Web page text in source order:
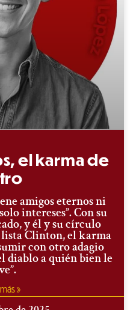
el karma de
amigos eternos ni
intereses”. Con su
y él y su círculo
Clinton, el karma
con otro adagio
diablo a quién bien le
»